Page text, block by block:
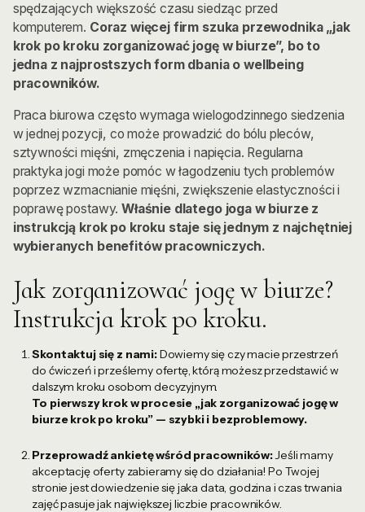
spędzających większość czasu siedząc przed
komputerem. Coraz więcej firm szuka przewodnika „jak
krok po kroku zorganizować jogę w biurze”, bo to
jedna z najprostszych form dbania o wellbeing
pracowników.
Praca biurowa często wymaga wielogodzinnego siedzenia
w jednej pozycji, co może prowadzić do bólu pleców,
sztywności mięśni, zmęczenia i napięcia. Regularna
praktyka jogi może pomóc w łagodzeniu tych problemów
poprzez wzmacnianie mięśni, zwiększenie elastyczności i
poprawę postawy.Właśnie dlatego joga w biurze z
instrukcją krok po kroku staje się jednym z najchętniej
wybieranych benefitów pracowniczych.
Jak zorganizować jogę w biurze?
Instrukcja krok po kroku.
Skontaktuj się z nami:Dowiemy się czy macie przestrzeń
do ćwiczeń i prześlemy ofertę, którą możesz przedstawić w
dalszym kroku osobom decyzyjnym.
To pierwszy krok w procesie „jak zorganizować jogę w
biurze krok po kroku” — szybki i bezproblemowy.
Przeprowadź ankietę wśród pracowników:Jeśli mamy
akceptację oferty zabieramy się do działania! Po Twojej
stronie jest dowiedzenie się jaka data, godzina i czas trwania
zajęć pasuje jak największej liczbie pracowników.